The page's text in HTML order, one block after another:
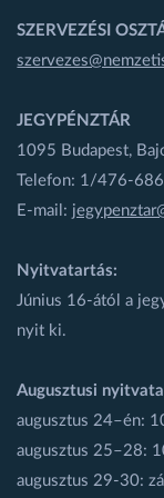
SZERVEZÉSI
JEGYPÉNZTÁR
1095 Budapest,
Telefon: 1/476-
E-mail:
Nyitvatartás:
Június 16-ától a
nyit ki.
Augusztusi
augusztus 24–én:
augusztus 25–28:
augusztus 29-30: